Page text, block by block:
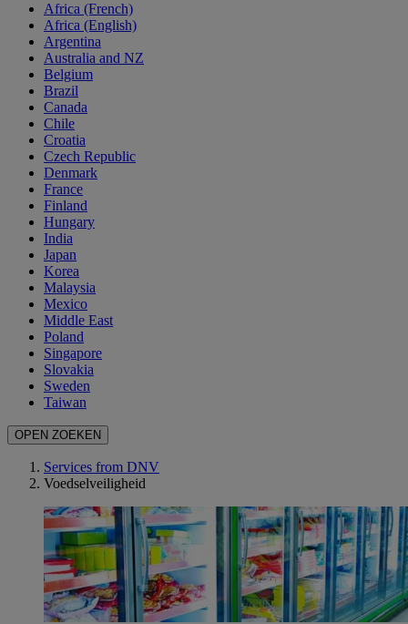
Africa (French)
Africa (English)
Argentina
Australia and NZ
Belgium
Brazil
Canada
Chile
Croatia
Czech Republic
Denmark
France
Finland
Hungary
India
Japan
Korea
Malaysia
Mexico
Middle East
Poland
Singapore
Slovakia
Sweden
Taiwan
OPEN ZOEKEN
Services from DNV
Voedselveiligheid